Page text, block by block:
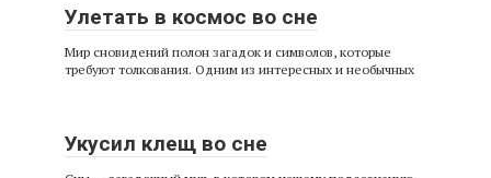
Улетать в космос во сне
Мир сновидений полон загадок и символов, которые
требуют толкования. Одним из интересных и необычных
Укусил клещ во сне